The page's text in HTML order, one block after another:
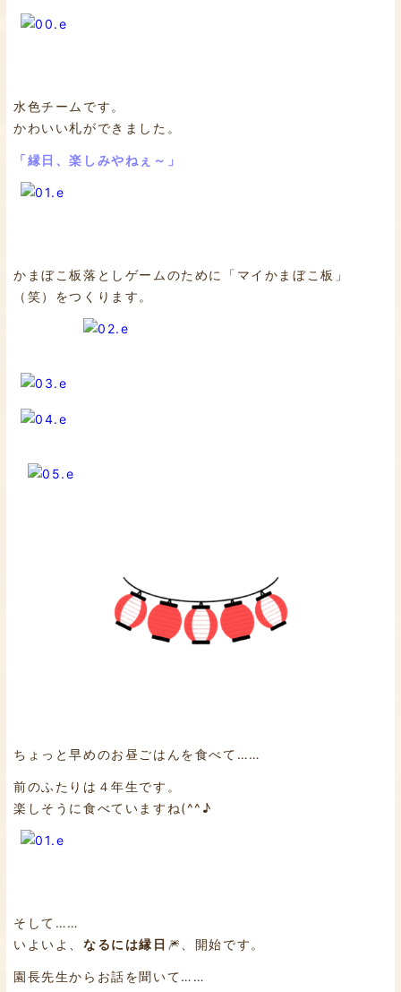
水色チームです。
かわいい札ができました。
「縁日、楽しみやねぇ～」
かまぼこ板落としゲームのために「マイかまぼこ板」
（笑）をつくります。
ちょっと早めのお昼ごはんを食べて……
前のふたりは４年生です。
楽しそうに食べていますね(^^♪
そして……
いよいよ、 なるには縁日 🎆、開始です。
園長先生からお話を聞いて……